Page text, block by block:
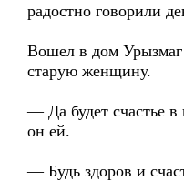
радостно говорили
Вошел в дом
старую женщину.
— Да будет счастье
он ей.
— Будь здоров и